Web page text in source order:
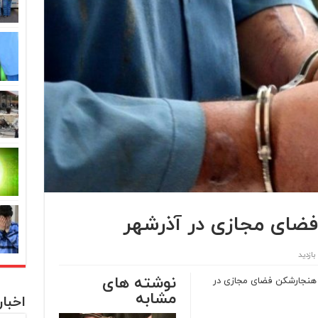
مجازی در آذرشهر
نوشته های
مشابه
هنجار‌شکن فضای مجازی در